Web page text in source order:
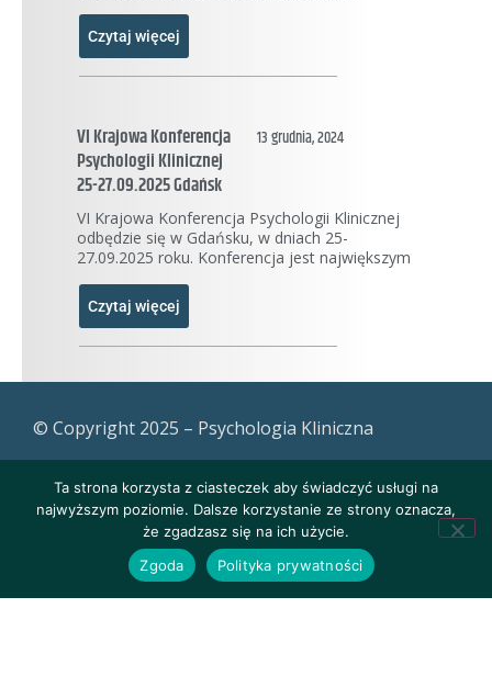
Czytaj więcej
VI Krajowa Konferencja
Psychologii Klinicznej
25-27.09.2025 Gdańsk
13 grudnia, 2024
VI Krajowa Konferencja Psychologii Klinicznej
odbędzie się w Gdańsku, w dniach 25-
27.09.2025 roku. Konferencja jest największym
Czytaj więcej
© Copyright 2025 – Psychologia Kliniczna
Ta strona korzysta z ciasteczek aby świadczyć usługi na
najwyższym poziomie. Dalsze korzystanie ze strony oznacza,
że zgadzasz się na ich użycie.
Zgoda
Polityka prywatności